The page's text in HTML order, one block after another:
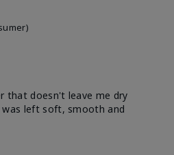
that doesn't leave me dry
was left soft, smooth and